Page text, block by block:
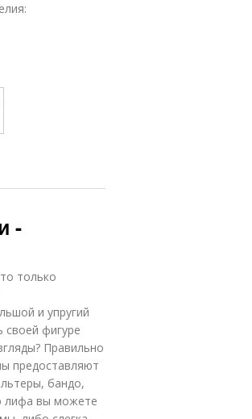
-
только
и упругий
своей фигуре
Правильно
предоставляют
бандо,
лифа вы можете